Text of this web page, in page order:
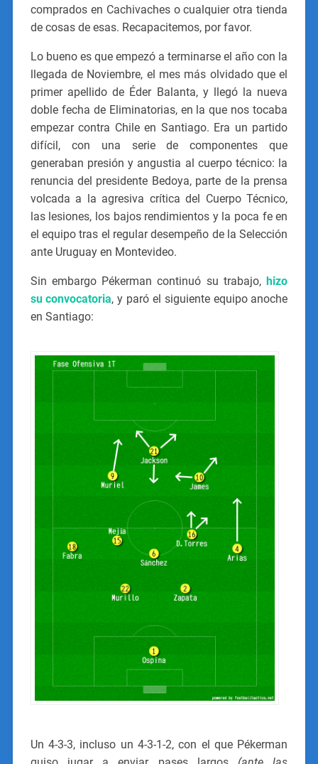
comprados en Cachivaches o cualquier otra tienda
de cosas de esas. Recapacitemos, por favor.
Lo bueno es que empezó a terminarse el año con la
llegada de Noviembre, el mes más olvidado que el
primer apellido de Éder Balanta, y llegó la nueva
doble fecha de Eliminatorias, en la que nos tocaba
empezar contra Chile en Santiago. Era un partido
difícil, con una serie de componentes que
generaban presión y angustia al cuerpo técnico: la
renuncia del presidente Bedoya, parte de la prensa
volcada a la agresiva crítica del Cuerpo Técnico,
las lesiones, los bajos rendimientos y la poca fe en
el equipo tras el regular desempeño de la Selección
ante Uruguay en Montevideo.
Sin embargo Pékerman continuó su trabajo, hizo
su convocatoria, y paró el siguiente equipo anoche
en Santiago:
Un 4-3-3, incluso un 4-3-1-2, con el que Pékerman